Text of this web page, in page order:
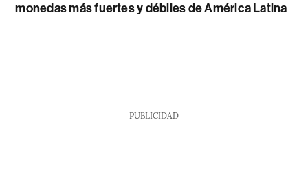
monedas más fuertes y débiles de América Latina
PUBLICIDAD